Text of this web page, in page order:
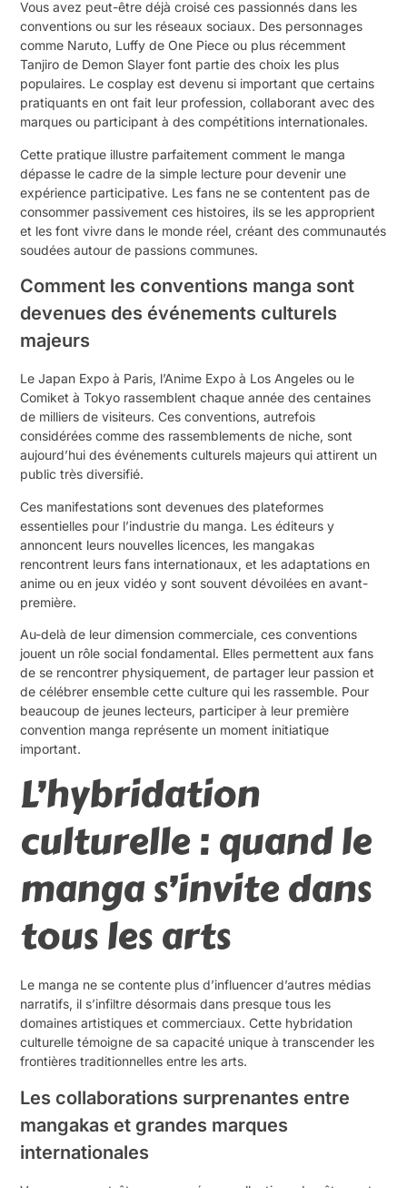
Vous avez peut-être déjà croisé ces passionnés dans les
conventions ou sur les réseaux sociaux. Des personnages
comme Naruto, Luffy de One Piece ou plus récemment
Tanjiro de Demon Slayer font partie des choix les plus
populaires. Le cosplay est devenu si important que certains
pratiquants en ont fait leur profession, collaborant avec des
marques ou participant à des compétitions internationales.
Cette pratique illustre parfaitement comment le manga
dépasse le cadre de la simple lecture pour devenir une
expérience participative. Les fans ne se contentent pas de
consommer passivement ces histoires, ils se les approprient
et les font vivre dans le monde réel, créant des communautés
soudées autour de passions communes.
Comment les conventions manga sont
devenues des événements culturels
majeurs
Le Japan Expo à Paris, l’Anime Expo à Los Angeles ou le
Comiket à Tokyo rassemblent chaque année des centaines
de milliers de visiteurs. Ces conventions, autrefois
considérées comme des rassemblements de niche, sont
aujourd’hui des événements culturels majeurs qui attirent un
public très diversifié.
Ces manifestations sont devenues des plateformes
essentielles pour l’industrie du manga. Les éditeurs y
annoncent leurs nouvelles licences, les mangakas
rencontrent leurs fans internationaux, et les adaptations en
anime ou en jeux vidéo y sont souvent dévoilées en avant-
première.
Au-delà de leur dimension commerciale, ces conventions
jouent un rôle social fondamental. Elles permettent aux fans
de se rencontrer physiquement, de partager leur passion et
de célébrer ensemble cette culture qui les rassemble. Pour
beaucoup de jeunes lecteurs, participer à leur première
convention manga représente un moment initiatique
important.
L’hybridation
culturelle : quand le
manga s’invite dans
tous les arts
Le manga ne se contente plus d’influencer d’autres médias
narratifs, il s’infiltre désormais dans presque tous les
domaines artistiques et commerciaux. Cette hybridation
culturelle témoigne de sa capacité unique à transcender les
frontières traditionnelles entre les arts.
Les collaborations surprenantes entre
mangakas et grandes marques
internationales